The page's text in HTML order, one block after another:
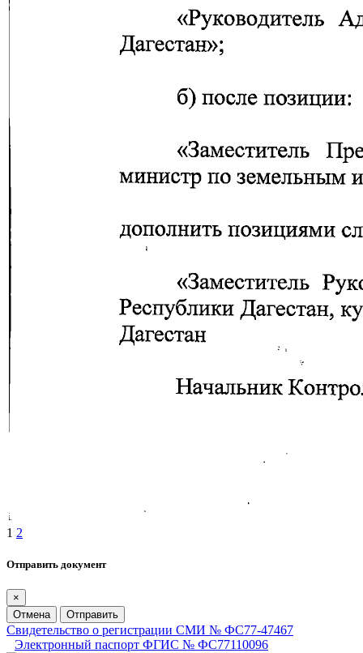
1 2
Отправить документ
×
Отмена
Отправить
Свидетельство о регистрации СМИ № ФС77-47467
Электронный паспорт ФГИС № ФС77110096